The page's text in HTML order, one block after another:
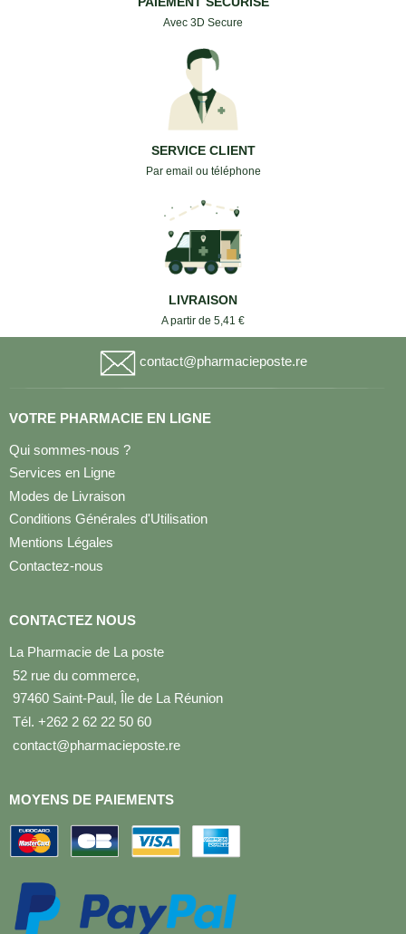
Avec 3D Secure
SERVICE CLIENT
Par email ou téléphone
LIVRAISON
A partir de 5,41 €
contact@pharmacieposte.re
VOTRE PHARMACIE EN LIGNE
Qui sommes-nous ?
Services en Ligne
Modes de Livraison
Conditions Générales d'Utilisation
Mentions Légales
Contactez-nous
CONTACTEZ NOUS
La Pharmacie de La poste
52 rue du commerce,
97460 Saint-Paul, Île de La Réunion
Tél. +262 2 62 22 50 60
contact@pharmacieposte.re
MOYENS DE PAIEMENTS